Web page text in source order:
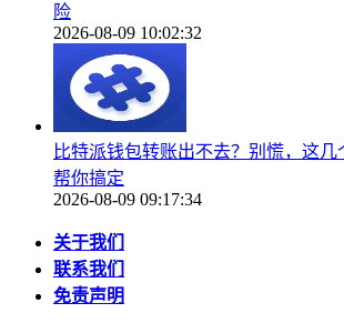
险
2026-08-09 10:02:32
比特派钱包转账出不去？别慌，这几
帮你搞定
2026-08-09 09:17:34
关于我们
联系我们
免责声明